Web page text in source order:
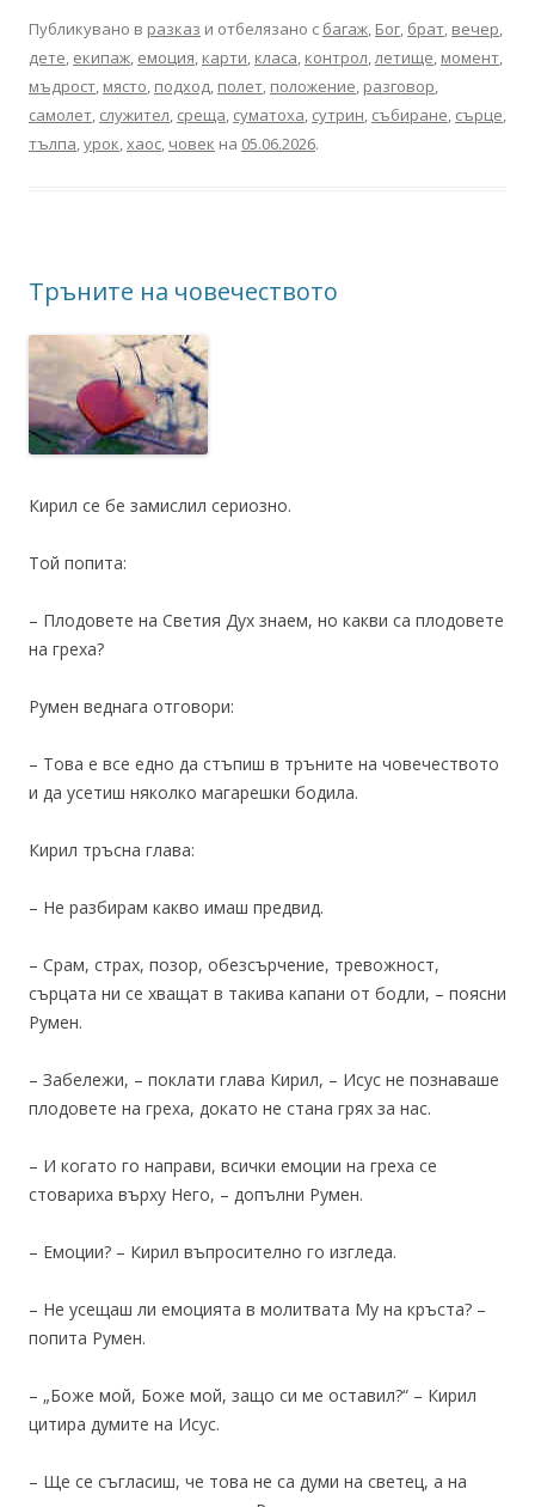
Публикувано в разказ и отбелязано с багаж, Бог, брат, вечер,
дете, екипаж, емоция, карти, класа, контрол,летище, момент,
мъдрост, място, подход, полет, положение, разговор,
самолет, служител, среща, суматоха, сутрин, събиране, сърце,
тълпа,урок,хаос, човек на 05.06.2026.
Тръните на човечеството
Кирил се бе замислил сериозно.
Той попита:
– Плодовете на Светия Дух знаем, но какви са плодовете
на греха?
Румен веднага отговори:
– Това е все едно да стъпиш в тръните на човечеството
и да усетиш няколко магарешки бодила.
Кирил тръсна глава:
– Не разбирам какво имаш предвид.
– Срам, страх, позор, обезсърчение, тревожност,
сърцата ни се хващат в такива капани от бодли, – поясни
Румен.
– Забележи, – поклати глава Кирил, – Исус не познаваше
плодовете на греха, докато не стана грях за нас.
– И когато го направи, всички емоции на греха се
стовариха върху Него, – допълни Румен.
– Емоции? – Кирил въпросително го изгледа.
– Не усещаш ли емоцията в молитвата Му на кръста? –
попита Румен.
– „Боже мой, Боже мой, защо си ме оставил?“ – Кирил
цитира думите на Исус.
– Ще се съгласиш, че това не са думи на светец, а на